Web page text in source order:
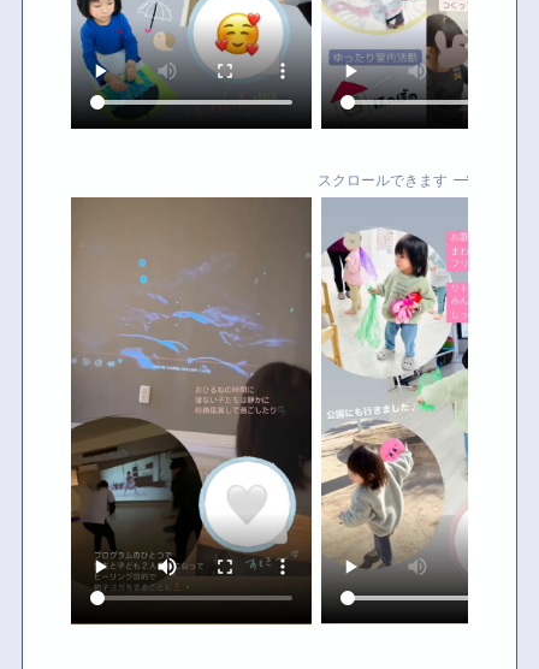
スクロールできます